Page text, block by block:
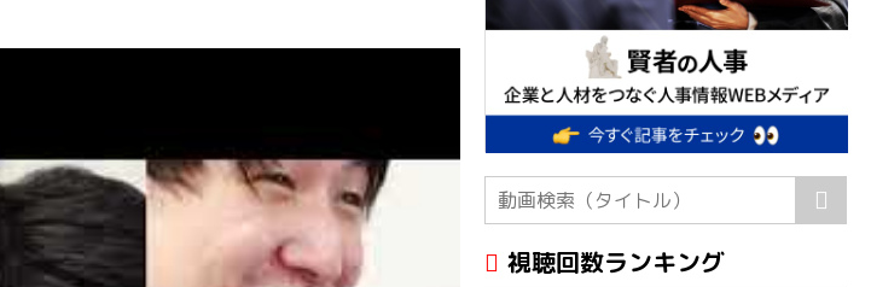
視聴回数ランキング